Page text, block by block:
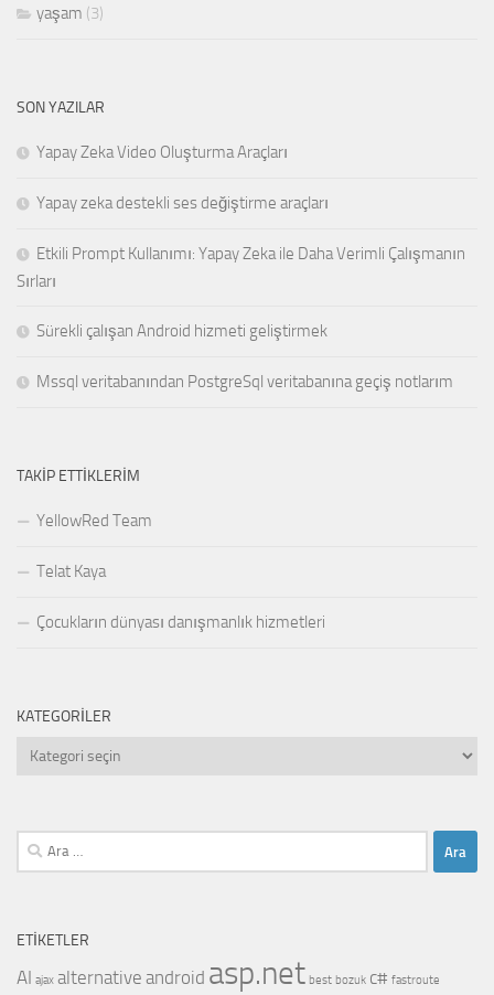
yaşam (3)
SON YAZILAR
Yapay Zeka Video Oluşturma Araçları
Yapay zeka destekli ses değiştirme araçları
Etkili Prompt Kullanımı: Yapay Zeka ile Daha Verimli Çalışmanın
Sırları
Sürekli çalışan Android hizmeti geliştirmek
Mssql veritabanından PostgreSql veritabanına geçiş notlarım
TAKIP ETTIKLERIM
YellowRed Team
Telat Kaya
Çocukların dünyası danışmanlık hizmetleri
KATEGORILER
Kategoriler
Arama:
ETIKETLER
AI ajax alternative android asp.net best bozuk c# fastroute